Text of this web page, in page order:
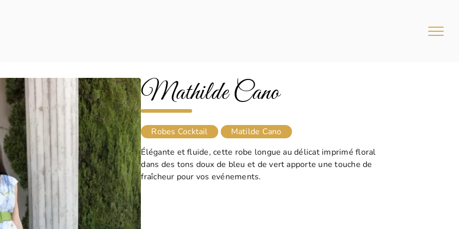
Mathilde Cano
Robes Cocktail
Matilde Cano
Élégante et fluide, cette robe longue au délicat imprimé floral
dans des tons doux de bleu et de vert apporte une touche de
fraîcheur pour vos evénements.